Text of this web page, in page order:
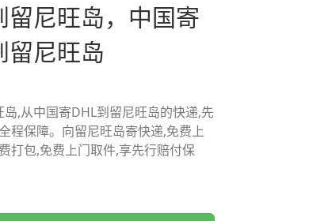
留尼旺岛，中国寄
留尼旺岛
,从中国寄DHL到留尼旺岛的快递,先
程保障。向留尼旺岛寄快递,免费上
打包,免费上门取件,享先行赔付保